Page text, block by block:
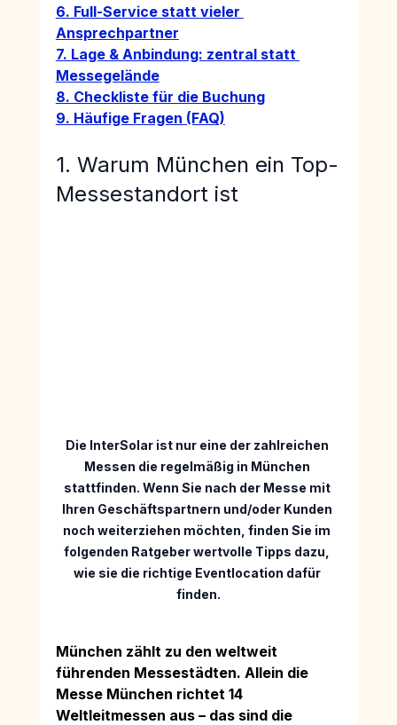
6. Full-Service statt vieler
Ansprechpartner
7. Lage & Anbindung: zentral statt
Messegelände
8. Checkliste für die Buchung
9. Häufige Fragen (FAQ)
1. Warum München ein Top-
Messestandort ist
Die InterSolar ist nur eine der zahlreichen
Messen die regelmäßig in München
stattfinden. Wenn Sie nach der Messe mit
Ihren Geschäftspartnern und/oder Kunden
noch weiterziehen möchten, finden Sie im
folgenden Ratgeber wertvolle Tipps dazu,
wie sie die richtige Eventlocation dafür
finden.
München zählt zu den weltweit
führenden Messestädten. Allein die
Messe München richtet 14
Weltleitmessen aus – das sind die